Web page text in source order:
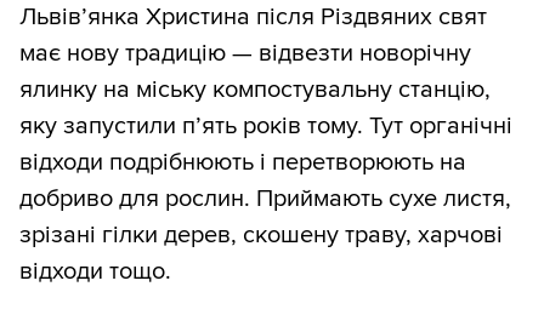
Львів’янка Христина після Різдвяних свят
має нову традицію — відвезти новорічну
ялинку на міську компостувальну станцію,
яку запустили п’ять років тому. Тут органічні
відходи подрібнюють і перетворюють на
добриво для рослин. Приймають сухе листя,
зрізані гілки дерев, скошену траву, харчові
відходи тощо.